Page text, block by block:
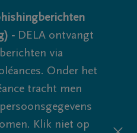
- DELA ontvangt
via
Onder het
tracht men
Klik niet op